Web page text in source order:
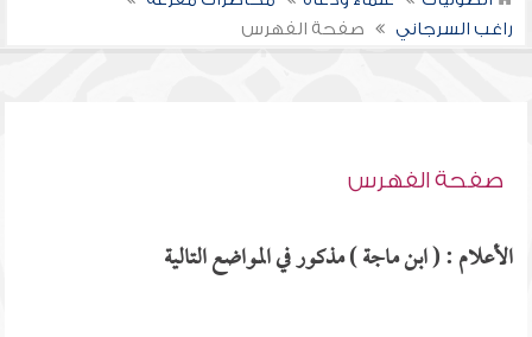
راغب السرجاني
صفحة الفهرس
صفحة الفهرس
الأعلام : ( ابن ماجة ) مذكور في المواضع التالية